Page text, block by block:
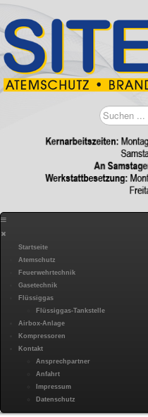
Suchen
...
Startseite
Atemschutz
Feuerwehrtechnik
Gasetechnik
Flüssiggas
Flüssiggas-Tankstelle
Airbox-Anlage
Kompressoren
Kontakt
Ansprechpartner
Anfahrt
Impressum
Datenschutz